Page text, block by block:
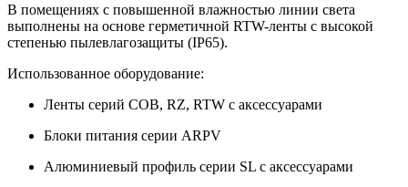
В помещениях с повышенной влажностью линии света
выполнены на основе герметичной RTW-ленты с высокой
степенью пылевлагозащиты (IP65).
Использованное оборудование:
Ленты серий COB, RZ, RTW с аксессуарами
Блоки питания серии ARPV
Алюминиевый профиль серии SL с аксессуарами